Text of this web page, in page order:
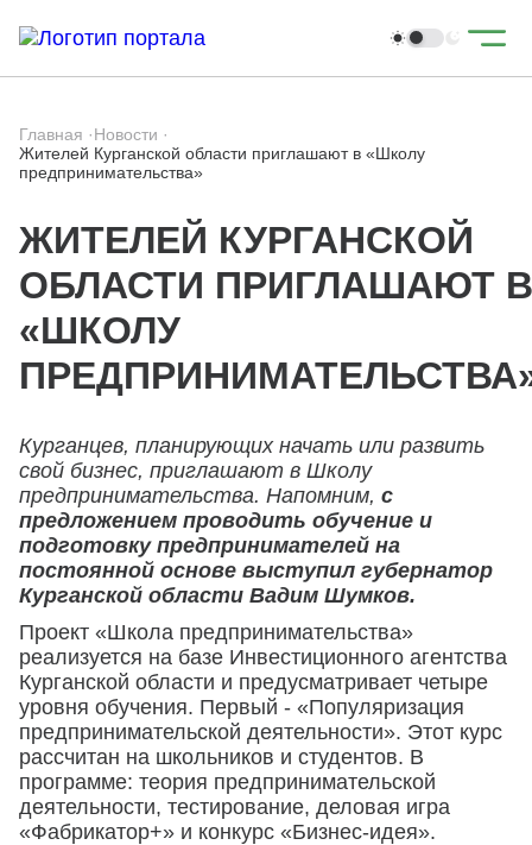
Главная ·Новости ·
Жителей Курганской области приглашают в «Школу
предпринимательства»
ЖИТЕЛЕЙ КУРГАНСКОЙ
ОБЛАСТИ ПРИГЛАШАЮТ В
«ШКОЛУ
Курганцев, планирующих начать или развить
свой бизнес, приглашают в Школу
предпринимательства. Напомним, с
предложением проводить обучение и
подготовку предпринимателей на
постоянной основе выступил губернатор
Курганской области Вадим Шумков.
Проект «Школа предпринимательства»
реализуется на базе Инвестиционного агентства
Курганской области и предусматривает четыре
уровня обучения. Первый - «Популяризация
предпринимательской деятельности». Этот курс
рассчитан на школьников и студентов. В
программе: теория предпринимательской
деятельности, тестирование, деловая игра
«Фабрикатор+» и конкурс «Бизнес-идея».